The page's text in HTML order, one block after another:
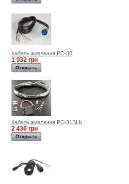
Кабель живлення PC-30
1 932 грн
Открыть
Кабель живлення PC-31BLN
2 436 грн
Открыть